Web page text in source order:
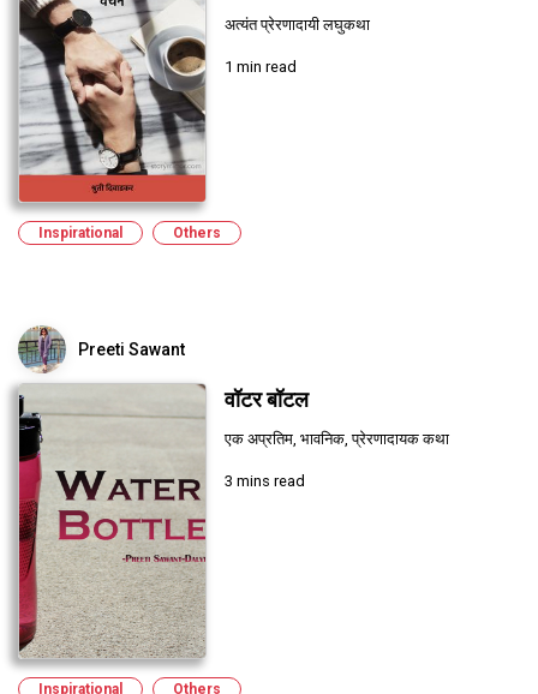
अत्यंत प्रेरणादायी लघुकथा
1 min read
Inspirational Others
Preeti Sawant
वॉटर बॉटल
एक अप्रतिम, भावनिक, प्रेरणादायक कथा
3 mins read
Inspirational Others